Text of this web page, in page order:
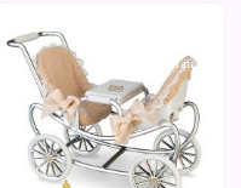
Geräte